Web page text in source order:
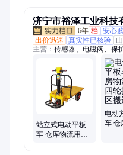
济宁市裕泽工业科技
6年 档 安心购
出价迅速
真实性已核验
主营： 传感器、电磁阀、保
子秤、机械抓手、砌筑升降
凝土振动棒、打标机、研磨
门、磨片磨头、滑移机、消
消防器材
站立式电动平板
车 仓库物流用手
电动
车 仓